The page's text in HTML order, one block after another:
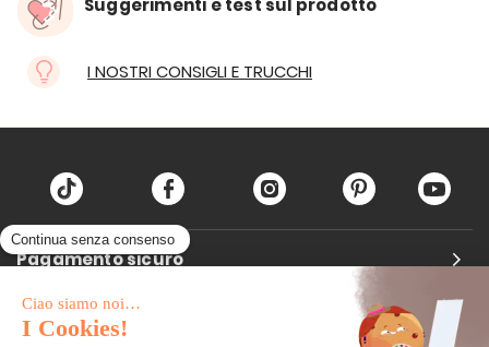
I NOSTRI CONSIGLI E TRUCCHI
Pagamento sicuro
Carta di credito